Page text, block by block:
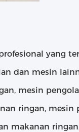
yang
dan mesin
mesin
ringan, mesin
makanan